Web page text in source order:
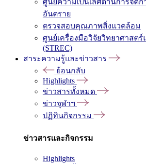
ศูนย์ความเป็นเลิศด้านการจัดก
อันตราย
ตรวจสอบคุณภาพสิ่งแวดล้อม
ศูนย์เครื่องมือวิจัยวิทยาศาสตร์
(STREC)
สาระความรู้และข่าวสาร
ย้อนกลับ
Highlights
ข่าวสารทั้งหมด
ข่าวจุฬาฯ
ปฏิทินกิจกรรม
ข่าวสารและกิจกรรม
Highlights